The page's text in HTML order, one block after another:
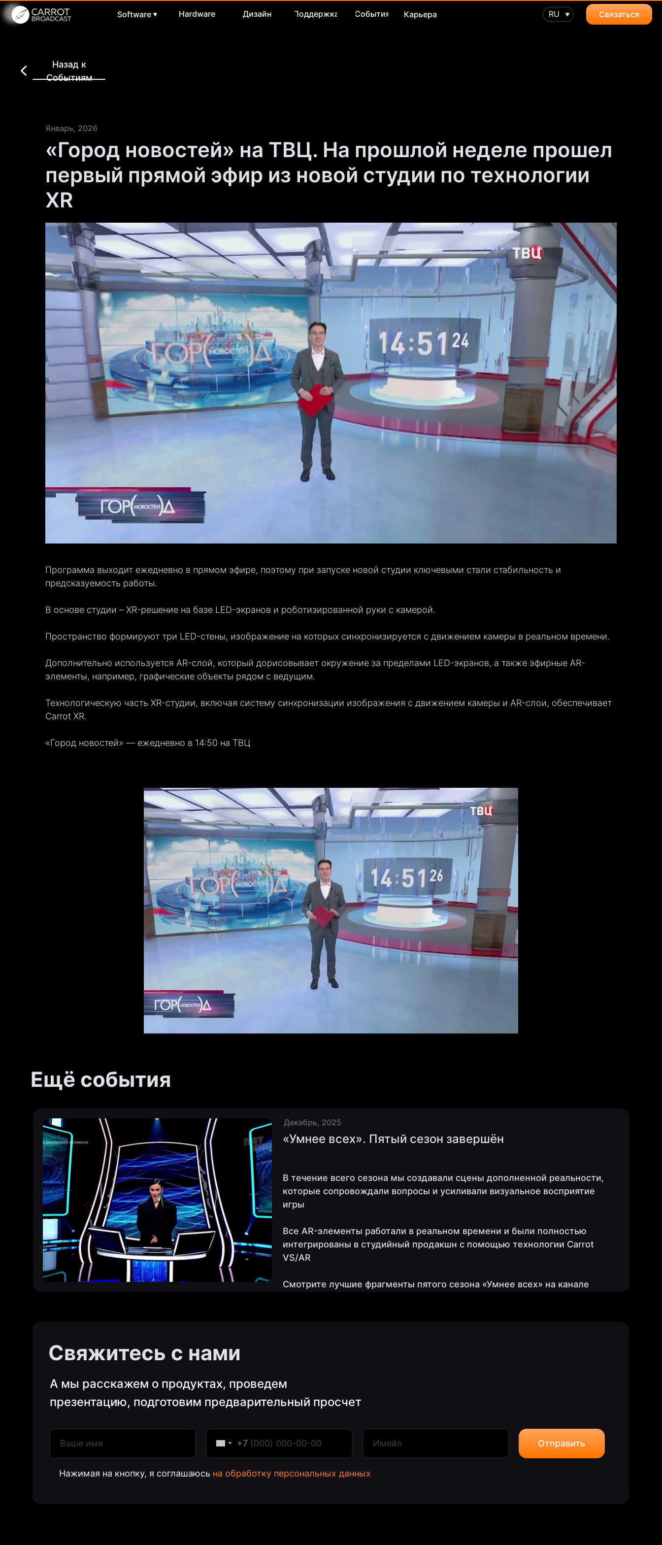
Связаться
Hardware Поддержка События
Software Карьера
Дизайн RU
Назад к
Событиям
Январь, 2026
«Город новостей» на ТВЦ. На прошлой неделе прошел
первый прямой эфир из новой студии по технологии
XR
Программа выходит ежедневно в прямом эфире, поэтому при запуске новой студии ключевыми стали стабильность и
предсказуемость работы.
В основе студии – XR-решение на базе LED-экранов и роботизированной руки с камерой.
Пространство формируют три LED-стены, изображение на которых синхронизируется с движением камеры в реальном времени.
Дополнительно используется AR-слой, который дорисовывает окружение за пределами LED-экранов, а также эфирные AR-
элементы, например, графические объекты рядом с ведущим.
Технологическую часть XR-студии, включая систему синхронизации изображения с движением камеры и AR-слои, обеспечивает
Carrot XR.
«Город новостей» — ежедневно в 14:50 на ТВЦ
Ещё события
«Умнее всех». Пятый сезон завершён
Декабрь, 2025
В течение всего сезона мы создавали сцены дополненной реальности,
которые сопровождали вопросы и усиливали визуальное восприятие
игры
Все AR-элементы работали в реальном времени и были полностью
интегрированы в студийный продакшн с помощью технологии Carrot
VS/AR
Смотрите лучшие фрагменты пятого сезона «Умнее всех» на канале
А мы расскажем о продуктах, проведем
презентацию, подготовим предварительный просчет
+7 Отправить
Нажимая на кнопку, я соглашаюсь на обработку персональных данных
Свяжитесь с нами
+7 (495) 798-08-16
129515, г. Москва, муниципальный
Академика Королёва, дом 13,
Carrot VS / AR
Политика конфиденциальности
Техническая поддержка
События
Нажимая на кнопку , я соглашаюсь на обработку персональных данных